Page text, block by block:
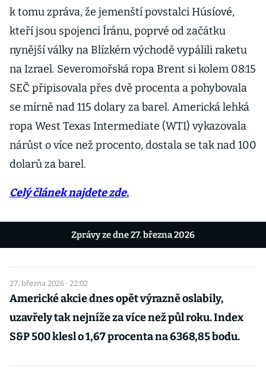
k tomu zpráva, že jemenští povstalci Húsíové,
kteří jsou spojenci Íránu, poprvé od začátku
nynější války na Blízkém východě vypálili raketu
na Izrael. Severomořská ropa Brent si kolem 08:15
SEČ připisovala přes dvě procenta a pohybovala
se mírně nad 115 dolary za barel. Americká lehká
ropa West Texas Intermediate (WTI) vykazovala
nárůst o více než procento, dostala se tak nad 100
dolarů za barel.
Celý článek najdete zde.
Zprávy ze dne 27. března 2026
27. března 2026 · 22:02
Americké akcie dnes opět výrazně oslabily,
uzavřely tak nejníže za více než půl roku. Index
S&P 500 klesl o 1,67 procenta na 6368,85 bodu.